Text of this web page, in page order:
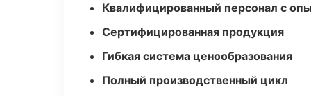
Квалифицированный персонал с
Сертифицированная продукция
Гибкая система ценообразования
Полный производственный цикл